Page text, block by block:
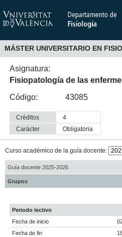
MÁSTER UNIVERSITARIO EN
Asignatura:
Fisiopatología de las
Código:
43085
Créditos
4
Carácter
obligatoria
Curso académico de la guía docente:
Guía docente 2025-2026
Grupos
Periodo lectivo
Fecha de inicio
Fecha de fin